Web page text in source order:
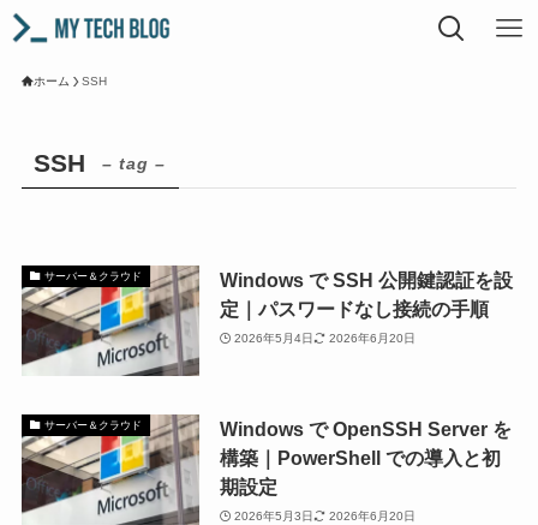
ホーム SSH
SSH – tag –
サーバー＆クラウド
Windows で SSH 公開鍵認証を設
定｜パスワードなし接続の手順
2026年5月4日 2026年6月20日
サーバー＆クラウド
Windows で OpenSSH Server を
構築｜PowerShell での導入と初
期設定
2026年5月3日 2026年6月20日